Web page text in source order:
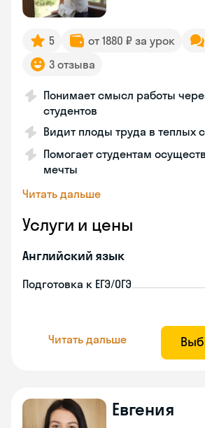
5 от 1880 ₽ за урок
3 отзыва
Понимает смысл работы
студентов
Видит плоды труда в теплых
Помогает студентам
мечты
Читать дальше
Услуги и цены
Английский язык
Подготовка к ЕГЭ/ОГЭ
Читать дальше
Евгения